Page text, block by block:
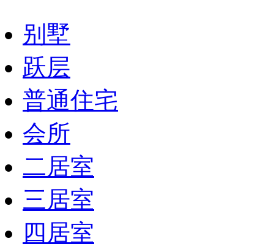
别墅
跃层
普通住宅
会所
二居室
三居室
四居室